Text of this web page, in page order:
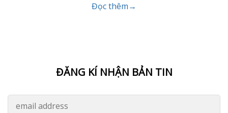
Đọc thêm→
ĐĂNG KÍ NHẬN BẢN TIN